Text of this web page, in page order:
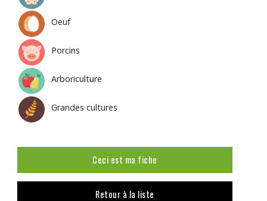
Oeuf
Porcins
Arboriculture
Grandes cultures
Ceci est ma fiche
Retour à la liste